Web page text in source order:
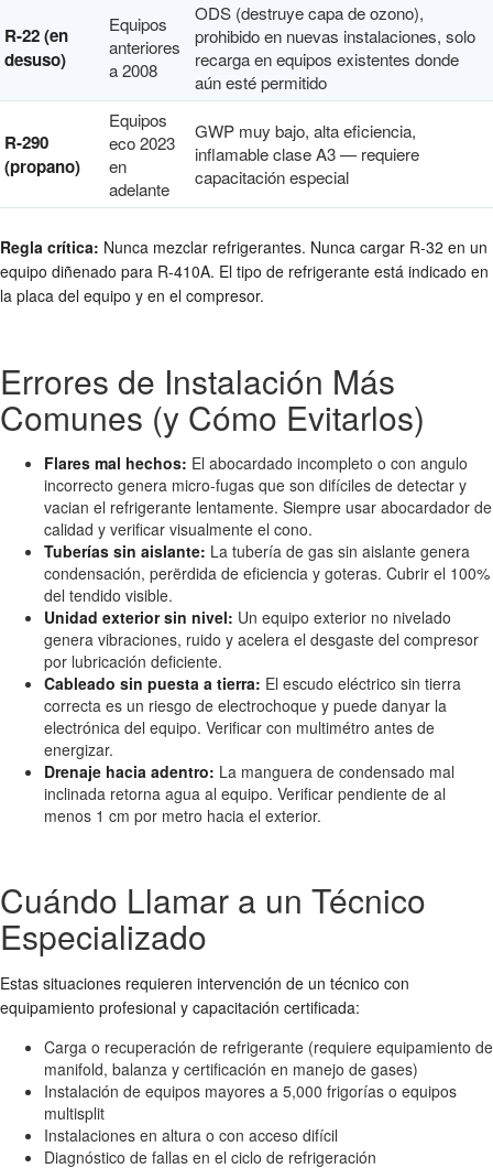
R-22 (en
desuso)
Equipos
anteriores
a 2008
ODS (destruye capa de ozono),
prohibido en nuevas instalaciones, solo
recarga en equipos existentes donde
aún esté permitido
R-290
(propano)
Equipos
eco 2023
en
adelante
GWP muy bajo, alta eficiencia,
inflamable clase A3 — requiere
capacitación especial
Regla crítica: Nunca mezclar refrigerantes. Nunca cargar R-32 en un
equipo diñenado para R-410A. El tipo de refrigerante está indicado en
la placa del equipo y en el compresor.
Errores de Instalación Más
Comunes (y Cómo Evitarlos)
Flares mal hechos: El abocardado incompleto o con angulo
incorrecto genera micro-fugas que son difíciles de detectar y
vacian el refrigerante lentamente. Siempre usar abocardador de
calidad y verificar visualmente el cono.
Tuberías sin aislante: La tubería de gas sin aislante genera
condensación, perërdida de eficiencia y goteras. Cubrir el 100%
del tendido visible.
Unidad exterior sin nivel: Un equipo exterior no nivelado
genera vibraciones, ruido y acelera el desgaste del compresor
por lubricación deficiente.
Cableado sin puesta a tierra: El escudo eléctrico sin tierra
correcta es un riesgo de electrochoque y puede danyar la
electrónica del equipo. Verificar con multimétro antes de
energizar.
Drenaje hacia adentro: La manguera de condensado mal
inclinada retorna agua al equipo. Verificar pendiente de al
menos 1 cm por metro hacia el exterior.
Cuándo Llamar a un Técnico
Especializado
Estas situaciones requieren intervención de un técnico con
equipamiento profesional y capacitación certificada:
Carga o recuperación de refrigerante (requiere equipamiento de
manifold, balanza y certificación en manejo de gases)
Instalación de equipos mayores a 5,000 frigorías o equipos
multisplit
Instalaciones en altura o con acceso difícil
Diagnóstico de fallas en el ciclo de refrigeración